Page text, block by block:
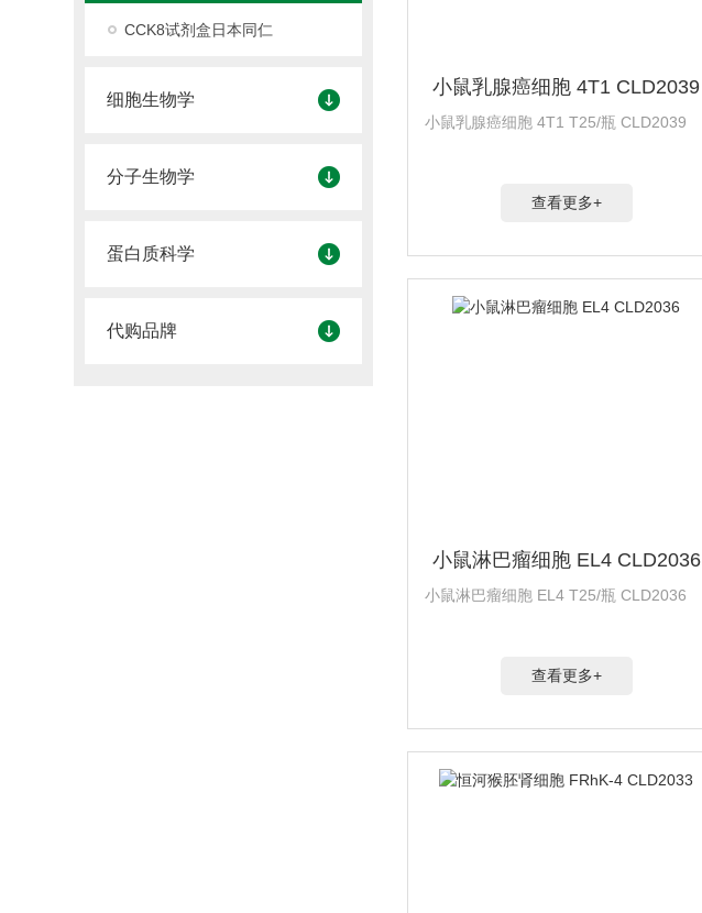
CCK8试剂盒日本同仁
细胞生物学
分子生物学
蛋白质科学
代购品牌
小鼠乳腺癌细胞 4T1 CLD2039
小鼠乳腺癌细胞 4T1 T25/瓶 CLD2039
查看更多+
小鼠淋巴瘤细胞 EL4 CLD2036
小鼠淋巴瘤细胞 EL4 T25/瓶 CLD2036
查看更多+